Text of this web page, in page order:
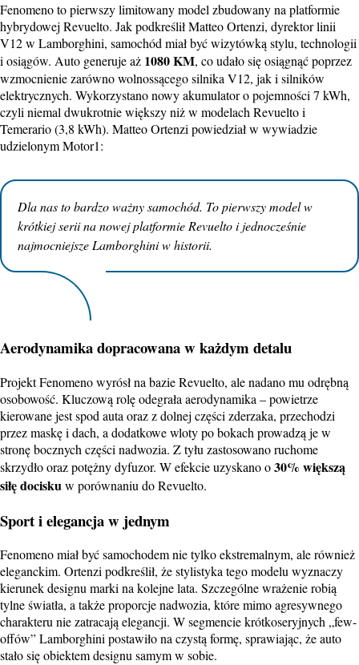
Fenomeno to pierwszy limitowany model zbudowany na platformie
hybrydowej Revuelto. Jak podkreślił Matteo Ortenzi, dyrektor linii
V12w Lamborghini, samochód miał być wizytówką stylu, technologii
i osiągów. Auto generuje aż 1080 KM, co udało się osiągnąć poprzez
wzmocnienie zarówno wolnossącego silnikaV12, jak i silników
elektrycznych. Wykorzystano nowy akumulator o pojemności 7 kWh,
czyli niemal dwukrotnie większy niż w modelach Revuelto i
Temerario (3,8 kWh). Matteo Ortenzi powiedział w wywiadzie
udzielonym Motor1:
Dla nas to bardzo ważny samochód. To pierwszy model w
krótkiej serii na nowej platformie Revuelto i jednocześnie
najmocniejsze Lamborghini w historii.
Aerodynamikadopracowana w każdym detalu
Projekt Fenomeno wyrósł na bazie Revuelto, ale nadano mu odrębną
osobowość. Kluczową rolę odegrała aerodynamika – powietrze
kierowane jest spod auta oraz z dolnej części zderzaka, przechodzi
przez maskę i dach, a dodatkowe wloty po bokach prowadzą je w
stronę bocznych części nadwozia. Z tyłu zastosowano ruchome
skrzydło oraz potężny dyfuzor. W efekcie uzyskano o30% większą
siłę dociskuw porównaniu do Revuelto.
Sport i elegancja w jednym
Fenomeno miał być samochodem nie tylko ekstremalnym, ale również
eleganckim. Ortenzi podkreślił, że stylistyka tego modelu wyznaczy
kierunek designu marki na kolejne lata. Szczególne wrażenie robią
tylne światła, a także proporcje nadwozia, które mimo agresywnego
charakteru nie zatracają elegancji. W segmencie krótkoseryjnych „few-
offów” Lamborghini postawiło na czystą formę, sprawiając, że auto
stało się obiektem designu samym w sobie.